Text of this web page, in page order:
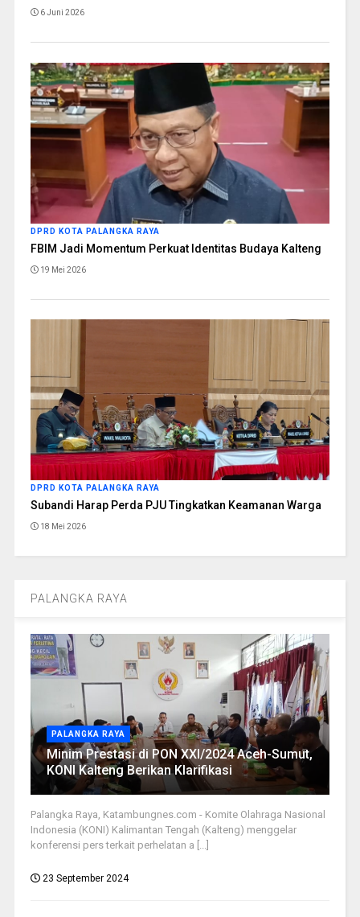
6 Juni 2026
DPRD KOTA PALANGKA RAYA
FBIM Jadi Momentum Perkuat Identitas Budaya Kalteng
19 Mei 2026
DPRD KOTA PALANGKA RAYA
Subandi Harap Perda PJU Tingkatkan Keamanan Warga
18 Mei 2026
PALANGKA RAYA
PALANGKA RAYA
Minim Prestasi di PON XXI/2024 Aceh-Sumut,
KONI Kalteng Berikan Klarifikasi
Palangka Raya, Katambungnes.com - Komite Olahraga Nasional
Indonesia (KONI) Kalimantan Tengah (Kalteng) menggelar
konferensi pers terkait perhelatan a [...]
23 September 2024